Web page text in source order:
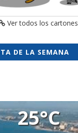
Ver todos los cartones
DE LA SEMANA
25°C